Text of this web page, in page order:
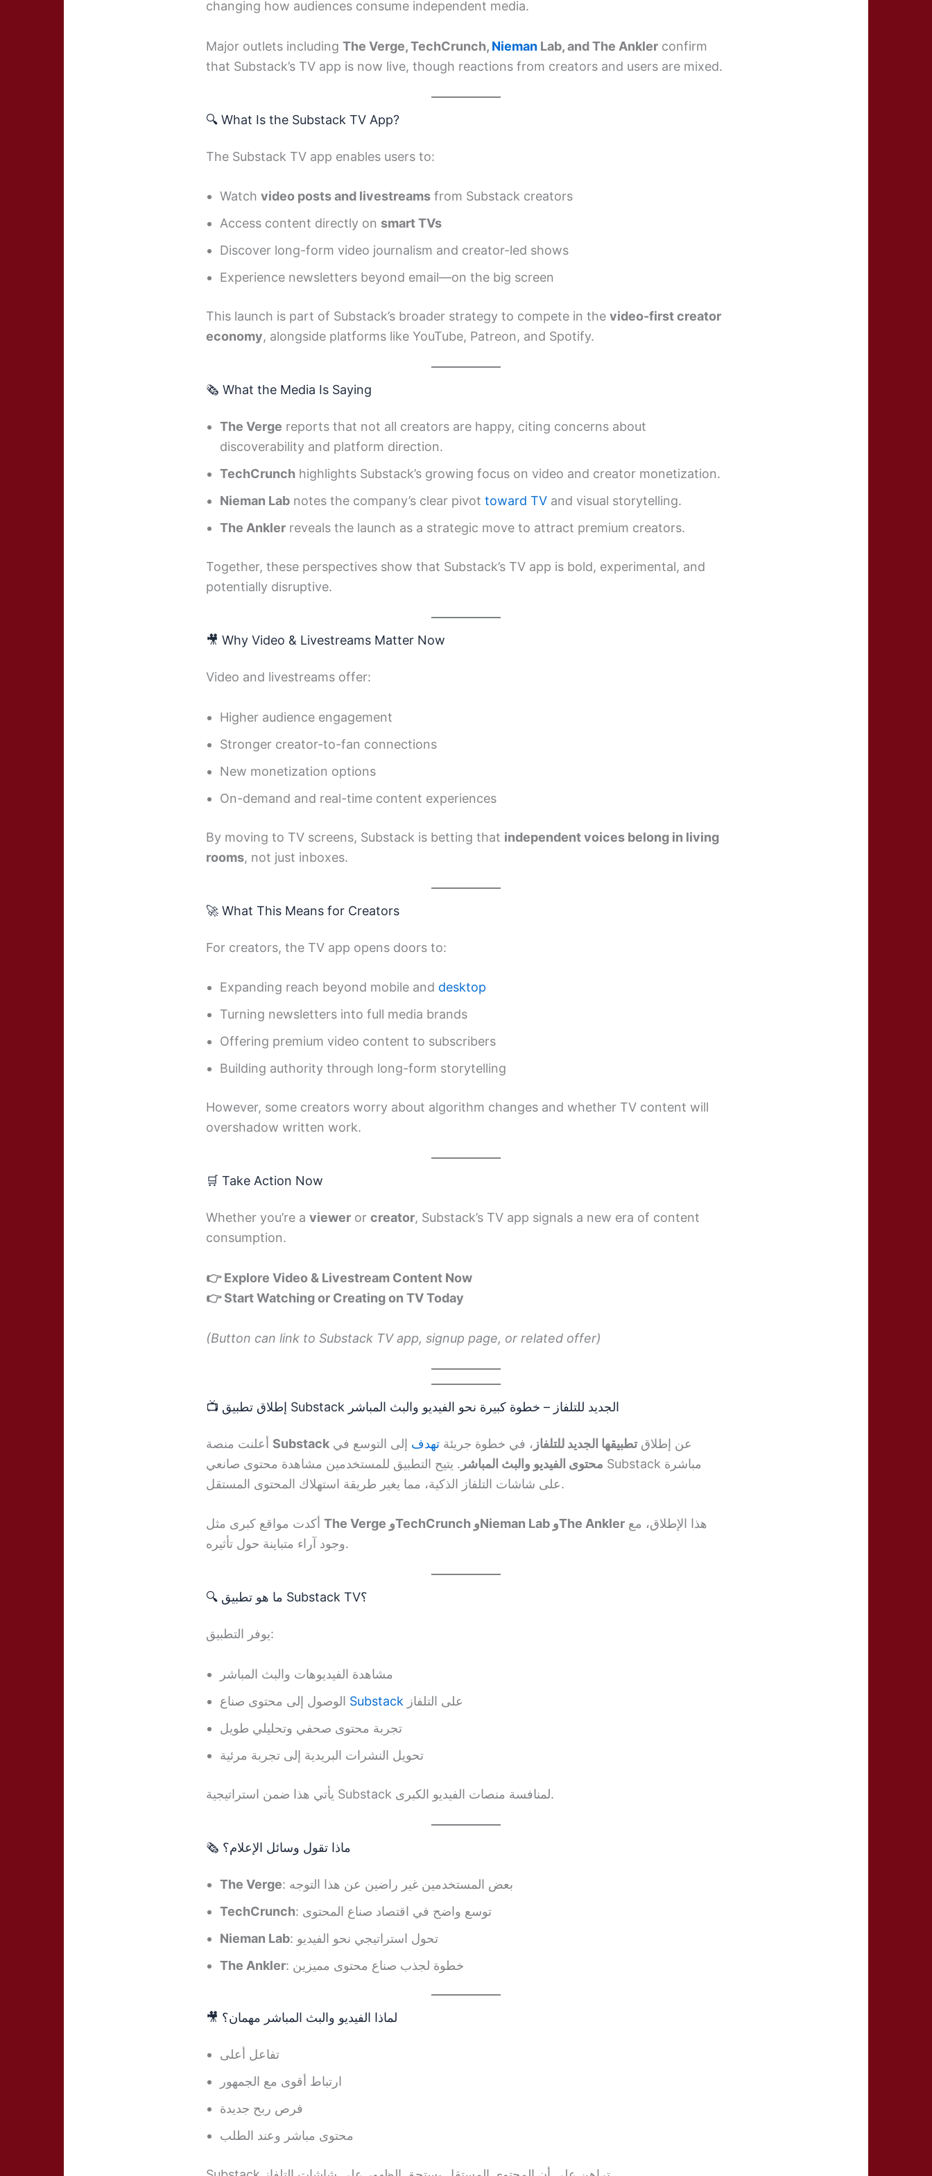
changing how audiences consume independent media.
Major outlets including The Verge, TechCrunch, Nieman Lab, and The Ankler confirm
that Substack’s TV app is now live, though reactions from creators and users are mixed.
🔍 What Is the Substack TV App?
The Substack TV app enables users to:
Watch video posts and livestreams from Substack creators
Access content directly on smart TVs
Discover long-form video journalism and creator-led shows
Experience newsletters beyond email—on the big screen
This launch is part of Substack’s broader strategy to compete in the video-first creator
economy, alongside platforms like YouTube, Patreon, and Spotify.
🗞️ What the Media Is Saying
The Verge reports that not all creators are happy, citing concerns about
discoverability and platform direction.
TechCrunch highlights Substack’s growing focus on video and creator monetization.
Nieman Lab notes the company’s clear pivot toward TV and visual storytelling.
The Ankler reveals the launch as a strategic move to attract premium creators.
Together, these perspectives show that Substack’s TV app is bold, experimental, and
potentially disruptive.
🎥 Why Video & Livestreams Matter Now
Video and livestreams offer:
Higher audience engagement
Stronger creator-to-fan connections
New monetization options
On-demand and real-time content experiences
By moving to TV screens, Substack is betting that independent voices belong in living
rooms, not just inboxes.
🚀 What This Means for Creators
For creators, the TV app opens doors to:
Expanding reach beyond mobile and desktop
Turning newsletters into full media brands
Offering premium video content to subscribers
Building authority through long-form storytelling
However, some creators worry about algorithm changes and whether TV content will
overshadow written work.
🛒 Take Action Now
Whether you’re a viewer or creator, Substack’s TV app signals a new era of content
consumption.
👉 Explore Video & Livestream Content Now
👉 Start Watching or Creating on TV Today
(Button can link to Substack TV app, signup page, or related offer)
📺 إطلاق تطبيق Substack الجديد للتلفاز – خطوة كبيرة نحو الفيديو والبث المباشر
Substack عن إطلاق تطبيقها الجديد للتلفاز ، في خطوة جريئة تهدف إلى التوسع في
محتوى الفيديو والبث المباشر . يتيح التطبيق للمستخدمين مشاهدة محتوى صانعي Substack مباشرة
على شاشات التلفاز الذكية، مما يغير طريقة استهلاك المحتوى المستقل.
The Verge وTechCrunch وNieman Lab وThe Ankler
وجود آراء متباينة حول تأثيره.
🔍 ما هو تطبيق Substack TV؟
يوفر التطبيق:
مشاهدة الفيديوهات والبث المباشر
Substack على التلفاز
تجربة محتوى صحفي وتحليلي طويل
تحويل النشرات البريدية إلى تجربة مرئية
يأتي هذا ضمن استراتيجية Substack لمنافسة منصات الفيديو الكبرى.
🗞️ ماذا تقول وسائل الإعلام؟
The Verge : بعض المستخدمين غير راضين عن هذا التوجه
TechCrunch : توسع واضح في اقتصاد صناع المحتوى
Nieman Lab : تحول استراتيجي نحو الفيديو
The Ankler : خطوة لجذب صناع محتوى مميزين
🎥 لماذا الفيديو والبث المباشر مهمان؟
تفاعل أعلى
ارتباط أقوى مع الجمهور
فرص ربح جديدة
محتوى مباشر وعند الطلب